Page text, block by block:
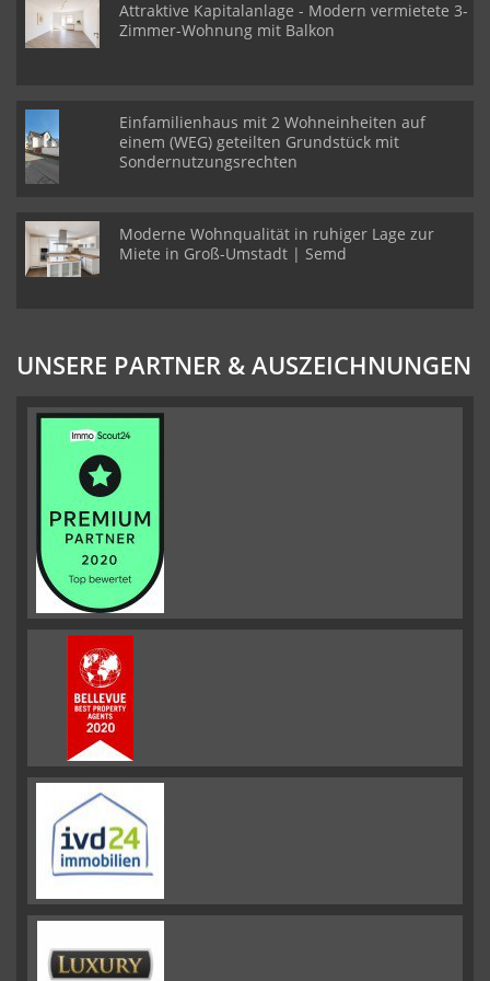
Attraktive Kapitalanlage - Modern vermietete 3-
Zimmer-Wohnung mit Balkon
Einfamilienhaus mit 2 Wohneinheiten auf
einem (WEG) geteilten Grundstück mit
Sondernutzungsrechten
Moderne Wohnqualität in ruhiger Lage zur
Miete in Groß-Umstadt | Semd
UNSERE PARTNER & AUSZEICHNUNGEN